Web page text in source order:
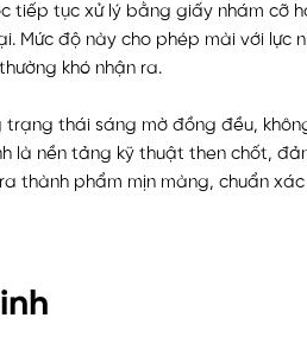
tiếp tục xử lý bằng giấy nhám cỡ
Mức độ này cho phép mài với lực
khó nhận ra.
thái sáng mờ đồng đều,
là nền tảng kỹ thuật then chốt,
thành phẩm mịn màng, chuẩn xác